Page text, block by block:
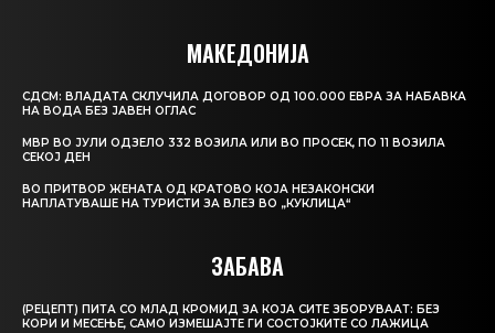
МАКЕДОНИЈА
СДСМ: ВЛАДАТА СКЛУЧИЛА ДОГОВОР ОД 100.000 ЕВРА ЗА НАБАВКА
НА ВОДА БЕЗ ЈАВЕН ОГЛАС
МВР ВО ЈУЛИ ОДЗЕЛО 332 ВОЗИЛА ИЛИ ВО ПРОСЕК, ПО 11 ВОЗИЛА
СЕКОЈ ДЕН
ВО ПРИТВОР ЖЕНАТА ОД КРАТОВО КОЈА НЕЗАКОНСКИ
НАПЛАТУВАШЕ НА ТУРИСТИ ЗА ВЛЕЗ ВО „КУКЛИЦА“
ЗАБАВА
(РЕЦЕПТ) ПИТА СО МЛАД КРОМИД ЗА КОЈА СИТЕ ЗБОРУВААТ: БЕЗ
КОРИ И МЕСЕЊЕ, САМО ИЗМЕШАЈТЕ ГИ СОСТОЈКИТЕ СО ЛАЖИЦА